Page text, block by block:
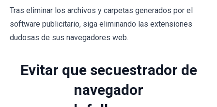
Tras eliminar los archivos y carpetas generados por el
software publicitario, siga eliminando las extensiones
dudosas de sus navegadores web.
Evitar que secuestrador de
navegador